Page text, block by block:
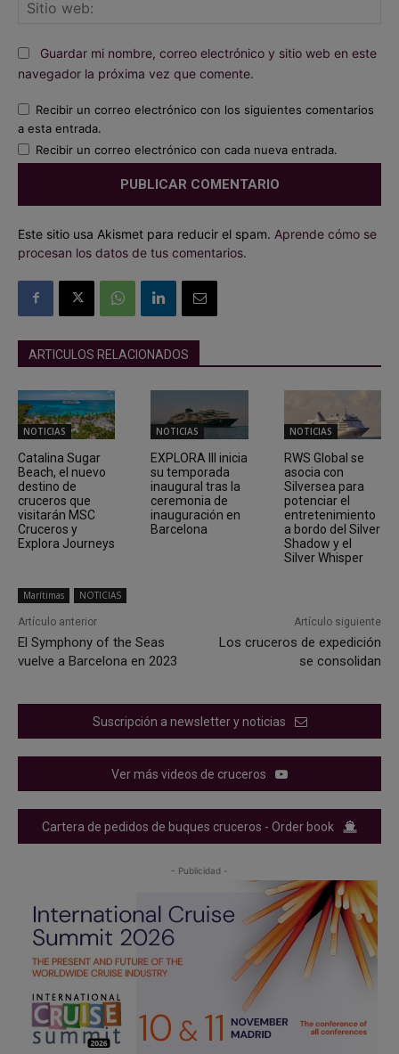
Guardar mi nombre, correo electrónico y sitio web en este
navegador la próxima vez que comente.
Recibir un correo electrónico con los siguientes comentarios
a esta entrada.
Recibir un correo electrónico con cada nueva entrada.
Este sitio usa Akismet para reducir el spam. Aprende cómo se
procesan los datos de tus comentarios.
ARTICULOS RELACIONADOS
NOTICIAS
Catalina Sugar
Beach, el nuevo
destino de
cruceros que
visitarán MSC
Cruceros y
Explora Journeys
NOTICIAS
EXPLORA III inicia
su temporada
inaugural tras la
ceremonia de
inauguración en
Barcelona
NOTICIAS
RWS Global se
asocia con
Silversea para
potenciar el
entretenimiento
a bordo del Silver
Shadow y el
Silver Whisper
Marítimas NOTICIAS
Artículo anterior
El Symphony of the Seas
vuelve a Barcelona en 2023
Artículo siguiente
Los cruceros de expedición
se consolidan
Suscripción a newsletter y noticias
Ver más videos de cruceros
Cartera de pedidos de buques cruceros - Order book
- Publicidad -